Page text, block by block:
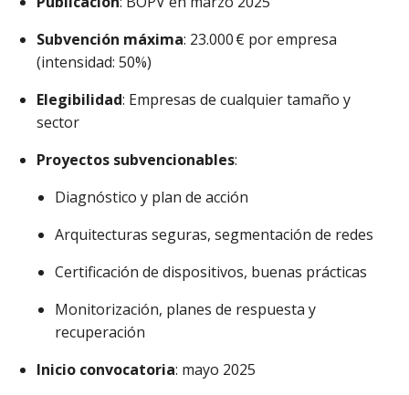
Subvención máxima: 23.000 € por empresa
(intensidad: 50%)
Elegibilidad: Empresas de cualquier tamaño y
sector
Proyectos subvencionables:
Diagnóstico y plan de acción
Arquitecturas seguras, segmentación de redes
Certificación de dispositivos, buenas prácticas
Monitorización, planes de respuesta y
recuperación
Inicio convocatoria: mayo 2025